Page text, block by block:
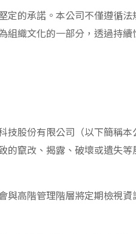
的承諾。本公司不僅遵循法
組織文化的一部分，透過持續
技股份有限公司（以下簡稱本
的竄改、揭露、破壞或遺失等
與高階管理階層將定期檢視資